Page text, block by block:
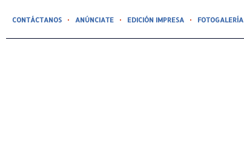
CONTÁCTANOS ANÚNCIATE EDICIÓN IMPRESA FOTOGALERÍA